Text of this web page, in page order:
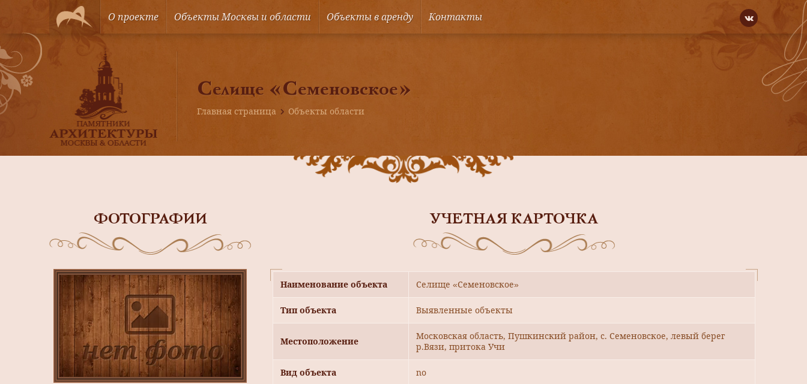
О проекте Объекты Москвы и области Объекты в аренду Контакты
Селище «Семеновское»
Главная страница Объекты области
ФОТОГРАФИИ УЧЕТНАЯ КАРТОЧКА
Наименование объекта Селище «Семеновское»
Тип объекта Выявленные объекты
Местоположение
Московская область, Пушкинский район, с. Семеновское, левый берег
р.Вязи, притока Учи
Вид объекта no